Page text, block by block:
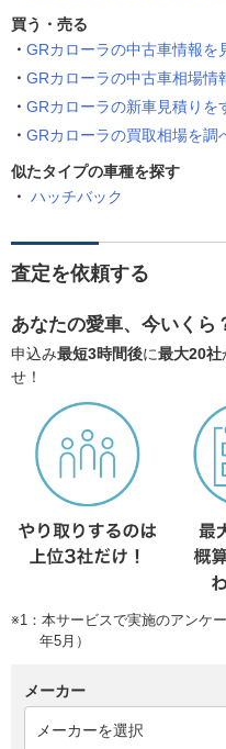
買う・売る
GRカローラの中古車情報を
GRカローラの中古車相場情
GRカローラの新車見積りを
GRカローラの買取相場を調
似たタイプの車種を探す
ハッチバック
査定を依頼する
あなたの愛車、今いくら
申込み最短3時間後に最大20社
せ！
※1：本サービスで実施のアンケ
年5月）
メーカー